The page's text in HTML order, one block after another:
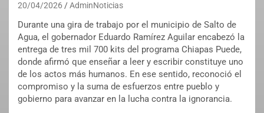
20/04/2026 AdminNoticias
Durante una gira de trabajo por el municipio de Salto de
Agua, el gobernador Eduardo Ramírez Aguilar encabezó la
entrega de tres mil 700 kits del programa Chiapas Puede,
donde afirmó que enseñar a leer y escribir constituye uno
de los actos más humanos. En ese sentido, reconoció el
compromiso y la suma de esfuerzos entre pueblo y
gobierno para avanzar en la lucha contra la ignorancia.